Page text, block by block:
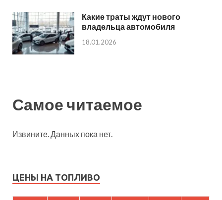
Какие траты ждут нового
владельца автомобиля
18.01.2026
Самое читаемое
Извините. Данных пока нет.
ЦЕНЫ НА ТОПЛИВО